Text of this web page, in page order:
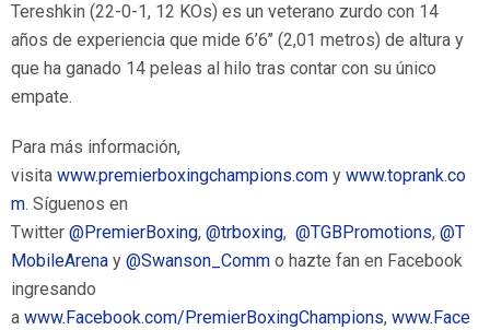
Tereshkin (22-0-1, 12 KOs) es un veterano zurdo con 14
años de experiencia que mide 6’6’’ (2,01 metros) de altura y
que ha ganado 14 peleas al hilo tras contar con su único
empate.
Para más información,
visita www.premierboxingchampions.com y www.toprank.co
m. Síguenos en
Twitter @PremierBoxing, @trboxing, @TGBPromotions, @T
MobileArena y @Swanson_Comm o hazte fan en Facebook
ingresando
a www.Facebook.com/PremierBoxingChampions, www.Face